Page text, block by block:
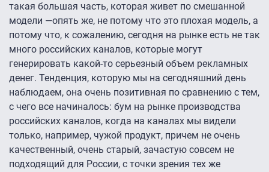
такая большая часть, которая живет по смешанной
модели —опять же, не потому что это плохая модель, а
потому что, к сожалению, сегодня на рынке есть не так
много российских каналов, которые могут
генерировать какой-то серьезный объем рекламных
денег. Тенденция, которую мы на сегодняшний день
наблюдаем, она очень позитивная по сравнению с тем,
с чего все начиналось: бум на рынке производства
российских каналов, когда на каналах мы видели
только, например, чужой продукт, причем не очень
качественный, очень старый, зачастую совсем не
подходящий для России, с точки зрения тех же